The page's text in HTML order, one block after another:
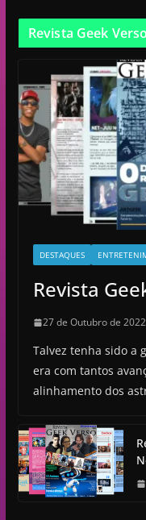
Revista Geek Verso
DESTAQUES
Revista
27 de Outubro de 2022
Talvez tenha sido a
era com tantos
alinhamento dos